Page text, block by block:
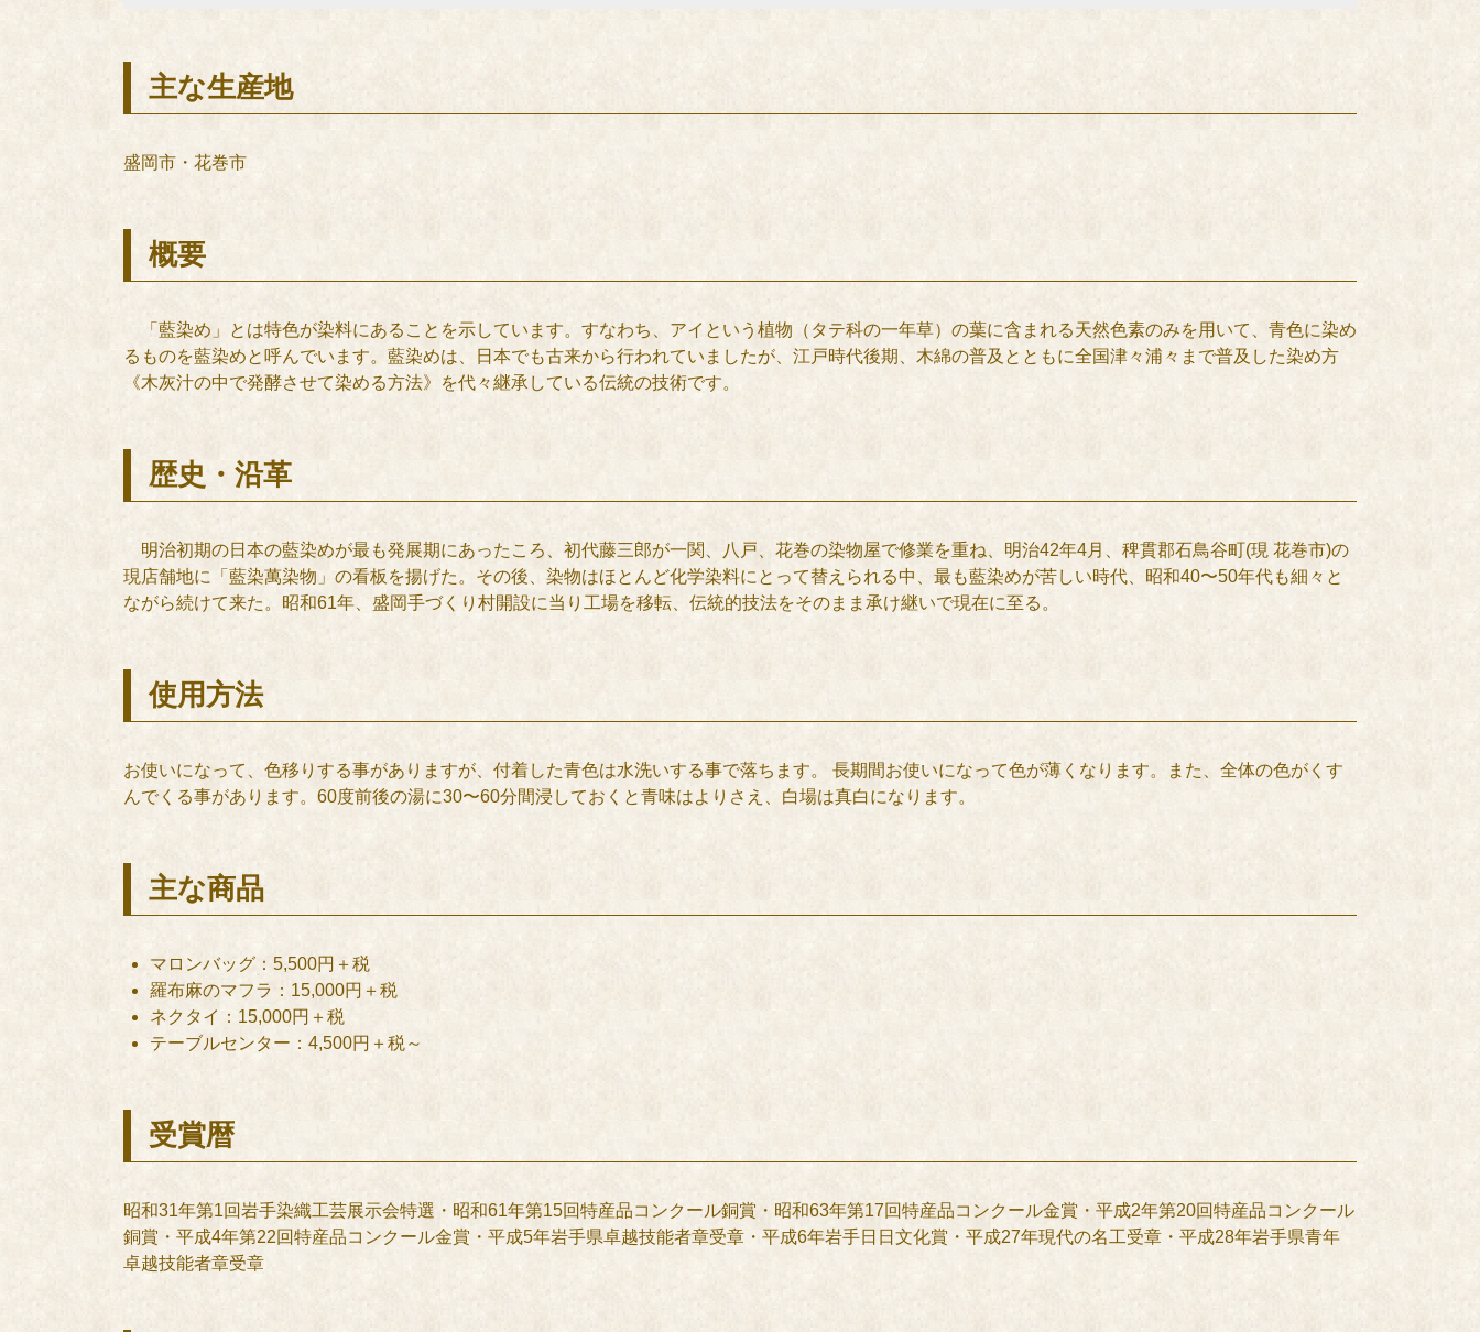
主な生産地
盛岡市・花巻市
概要
「藍染め」とは特色が染料にあることを示しています。すなわち、アイという植物（タテ科の一年草）の葉に含まれる天然色素のみを用いて、青色に染め
るものを藍染めと呼んでいます。藍染めは、日本でも古来から行われていましたが、江戸時代後期、木綿の普及とともに全国津々浦々まで普及した染め方
《木灰汁の中で発酵させて染める方法》を代々継承している伝統の技術です。
歴史・沿革
明治初期の日本の藍染めが最も発展期にあったころ、初代藤三郎が一関、八戸、花巻の染物屋で修業を重ね、明治42年4月、稗貫郡石鳥谷町(現 花巻市)の
現店舗地に「藍染萬染物」の看板を揚げた。その後、染物はほとんど化学染料にとって替えられる中、最も藍染めが苦しい時代、昭和40〜50年代も細々と
ながら続けて来た。昭和61年、盛岡手づくり村開設に当り工場を移転、伝統的技法をそのまま承け継いで現在に至る。
使用方法
お使いになって、色移りする事がありますが、付着した青色は水洗いする事で落ちます。 長期間お使いになって色が薄くなります。また、全体の色がくす
んでくる事があります。60度前後の湯に30〜60分間浸しておくと青味はよりさえ、白場は真白になります。
主な商品
マロンバッグ：5,500円＋税
羅布麻のマフラ：15,000円＋税
ネクタイ：15,000円＋税
テーブルセンター：4,500円＋税～
受賞暦
昭和31年第1回岩手染織工芸展示会特選・昭和61年第15回特産品コンクール銅賞・昭和63年第17回特産品コンクール金賞・平成2年第20回特産品コンクール
銅賞・平成4年第22回特産品コンクール金賞・平成5年岩手県卓越技能者章受章・平成6年岩手日日文化賞・平成27年現代の名工受章・平成28年岩手県青年
卓越技能者章受章